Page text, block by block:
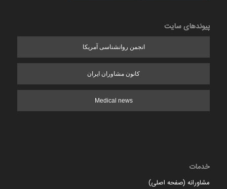
پیوندهای سایت
انجمن روانشناسی آمریکا
کانون مشاوران ایران
Medical news
خدمات
مشاورانه (صفحه اصلی)